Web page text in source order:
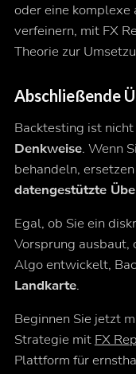
oder eine
verfeinern, mit FX
Theorie zur
Abschließende
Backtesting ist
Denkweise. Wenn
behandeln,
datengestützte
Egal, ob Sie ein
Vorsprung ausbaut,
Algo entwickelt,
Landkarte.
Beginnen Sie jetzt
Strategie mit FX
Plattform für